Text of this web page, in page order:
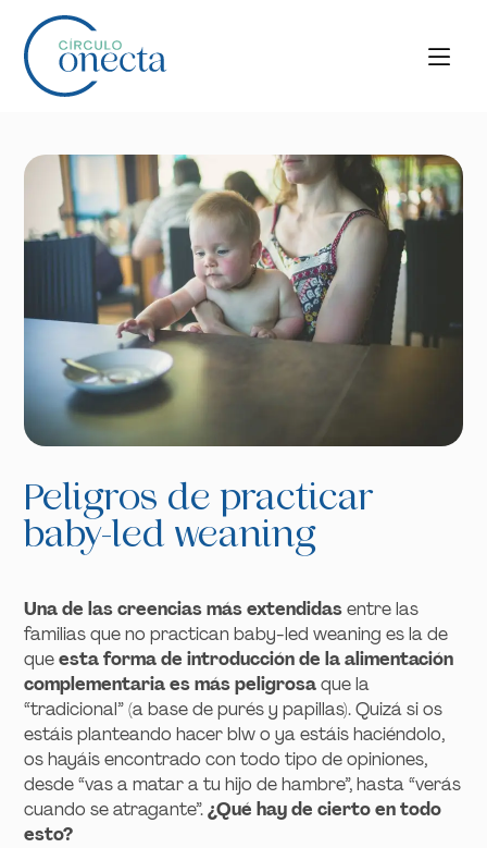
Peligros de practicar
baby-led weaning
Una de las creencias más extendidasentre las
familias que no practican baby-led weaning es la de
queesta forma de introducción de la alimentación
complementaria es más peligrosaque la
“tradicional” (a base de purés y papillas). Quizá si os
estáis planteando hacer blw o ya estáis haciéndolo,
os hayáis encontrado con todo tipo de opiniones,
desde “vas a matar a tu hijo de hambre”, hasta “verás
cuando se atragante”.¿Qué hay de cierto en todo
esto?